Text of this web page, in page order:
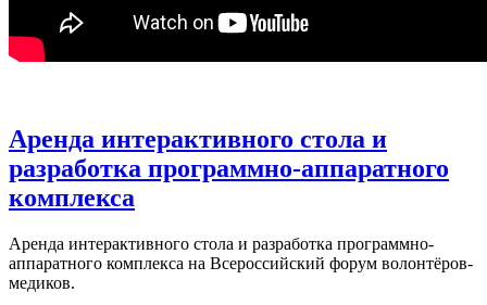
Аренда интерактивного стола и
разработка программно-аппаратного
комплекса
Аренда интерактивного стола и разработка программно-
аппаратного комплекса на Всероссийский форум волонтёров-
медиков.